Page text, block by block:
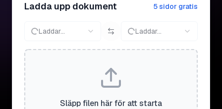
Ladda upp dokument 5 sidor gratis
Laddar... Laddar...
Släpp filen här för att starta